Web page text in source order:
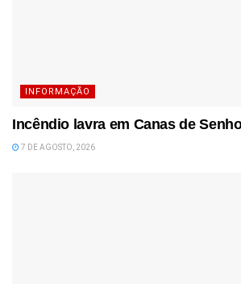
INFORMAÇÃO
Incêndio lavra em Canas de
7 DE AGOSTO, 2026